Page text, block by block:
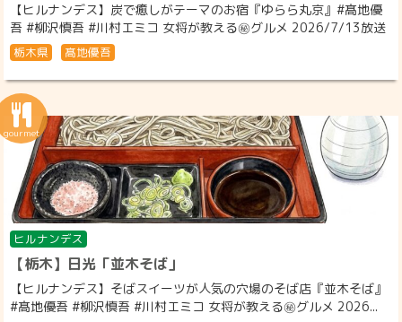
【ヒルナンデス】炭で癒しがテーマのお宿『ゆらら丸京』#髙地優
吾 #柳沢慎吾 #川村エミコ 女将が教える㊙グルメ 2026/7/13放送
栃木県 髙地優吾
ヒルナンデス
【栃木】日光「並木そば」
【ヒルナンデス】そばスイーツが人気の穴場のそば店『並木そば』
#髙地優吾 #柳沢慎吾 #川村エミコ 女将が教える㊙グルメ 2026...